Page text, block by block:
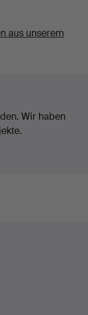
aus unserem
Wir haben